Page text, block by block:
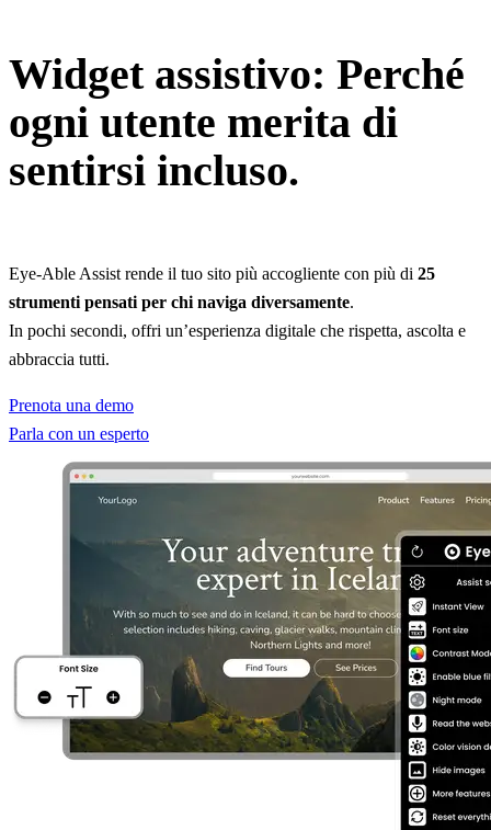
Widget assistivo: Perché
ogni utente merita di
sentirsi incluso.
Eye‑Able Assist rende il tuo sito più accogliente con più di 25
strumenti pensati per chi naviga diversamente.
In pochi secondi, offri un’esperienza digitale che rispetta, ascolta e
abbraccia tutti.
Prenota una demo
Parla con un esperto